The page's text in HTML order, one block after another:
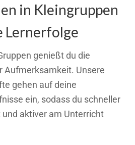
in Kleingruppen
Lernerfolge
genießt du die
Aufmerksamkeit. Unsere
gehen auf deine
ein, sodass du schneller
aktiver am Unterricht